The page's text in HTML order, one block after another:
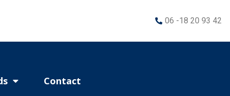
06 -18 20 93 42
Contact